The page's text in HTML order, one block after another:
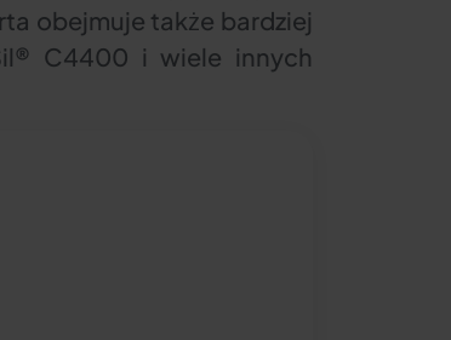
obejmuje także bardziej
C4400 i wiele innych